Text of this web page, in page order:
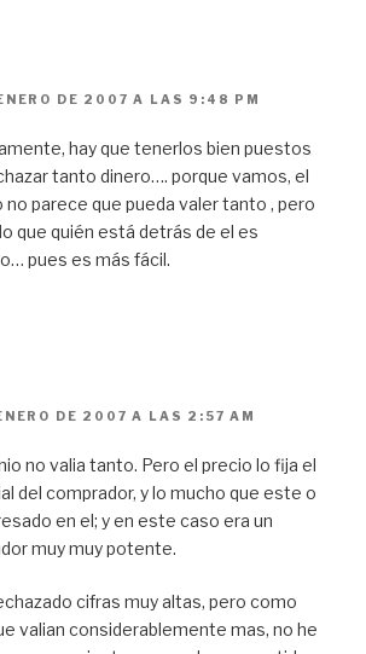
DE 2007 A LAS 9:48 PM
hay que tenerlos bien puestos
tanto dinero…. porque vamos, el
no parece que pueda valer tanto , pero
que quién está detrás de el es
pues es más fácil.
DE 2007 A LAS 2:57 AM
no valia tanto. Pero el precio lo fija el
del comprador, y lo mucho que este o
en el; y en este caso era un
muy muy potente.
cifras muy altas, pero como
valian considerablemente mas, no he